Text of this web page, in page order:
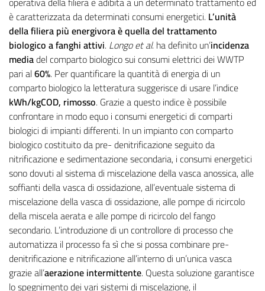
è caratterizzata da determinati consumi energetici. L’unità
della filiera più energivora è quella del trattamento
biologico a fanghi attivi. Longo et al. ha definito un’incidenza
mediadel comparto biologico sui consumi elettrici dei WWTP
pari al60%. Per quantificare la quantità di energia di un
comparto biologico la letteratura suggerisce di usare l’indice
kWh/kgCOD, rimosso. Grazie a questo indice è possibile
confrontare in modo equo i consumi energetici di comparti
biologici di impianti differenti. In un impianto con comparto
biologico costituito da pre- denitrificazione seguito da
nitrificazione e sedimentazione secondaria, i consumi energetici
sono dovuti al sistema di miscelazione della vasca anossica, alle
soffianti della vasca di ossidazione, all’eventuale sistema di
miscelazione della vasca di ossidazione, alle pompe di ricircolo
della miscela aerata e alle pompe di ricircolo del fango
secondario. L’introduzione di un controllore di processo che
automatizza il processo fa sì che si possa combinare pre-
denitrificazione e nitrificazione all’interno di un’unica vasca
grazie all’aerazione intermittente. Questa soluzione garantisce
lo spegnimento dei vari sistemi di miscelazione, il